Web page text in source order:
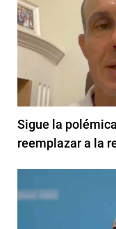
Sigue la
reemplazar a la